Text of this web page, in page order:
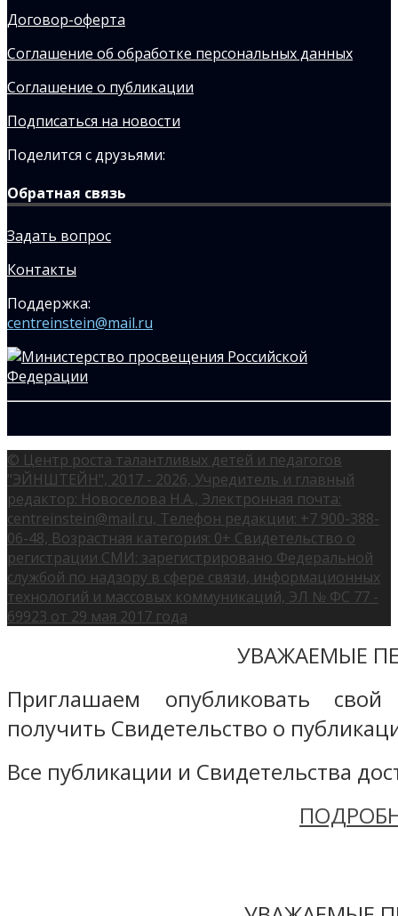
Договор-оферта
Соглашение об обработке персональных данных
Соглашение о публикации
Подписаться на новости
Поделится с друзьями:
Обратная связь
Задать вопрос
Контакты
Поддержка:
centreinstein@mail.ru
© Центр роста талантливых детей и педагогов
"ЭЙНШТЕЙН", 2017 - 2026, Учредитель и главный
редактор: Новоселова Н.А., Электронная почта:
centreinstein@mail.ru, Телефон редакции: +7 900-388-
06-48, Возрастная категория: 0+ Свидетельство о
регистрации СМИ: зарегистрировано Федеральной
службой по надзору в сфере связи, информационных
технологий и массовых коммуникаций, ЭЛ № ФС 77 -
69923 от 29 мая 2017 года
УВАЖАЕМЫЕ
Приглашаем опубликовать
получить Свидетельство о
Все публикации и Свидетельства